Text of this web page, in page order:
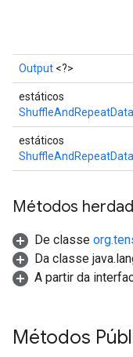
Output <?>
estáticos
estáticos
Métodos
De classe
Da classe
A partir da
Métodos